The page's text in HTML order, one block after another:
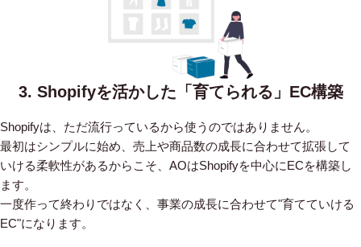
3. Shopifyを活かした「育てられる」EC構築
Shopifyは、ただ流行っているから使うのではありません。
最初はシンプルに始め、売上や商品数の成長に合わせて拡張して
いける柔軟性があるからこそ、AOはShopifyを中心にECを構築し
ます。
一度作って終わりではなく、事業の成長に合わせて"育てていける
EC"になります。